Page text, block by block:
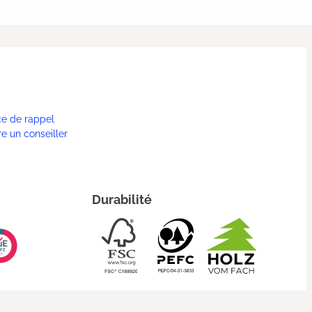
de rappel
un conseiller
Durabilité